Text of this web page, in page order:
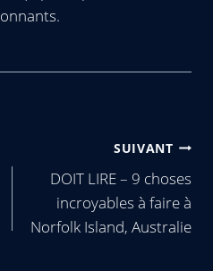
SUIVANT
DOIT LIRE – 9 choses
incroyables à faire à
Norfolk Island, Australie